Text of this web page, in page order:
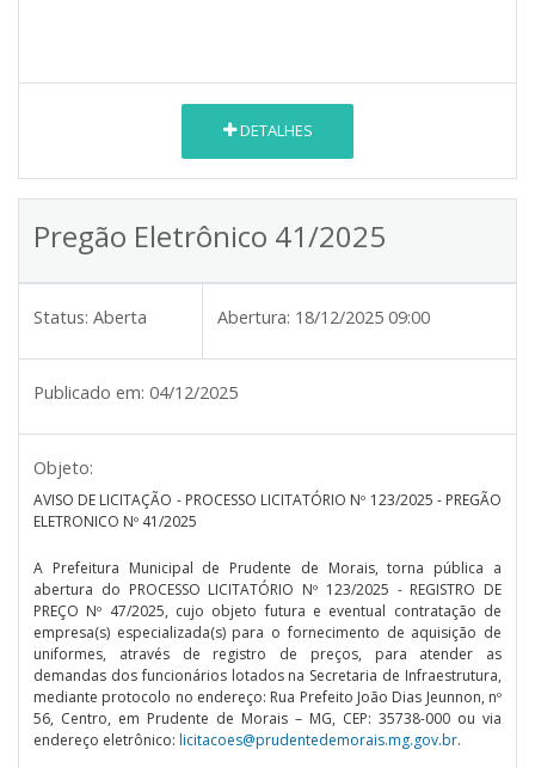
DETALHES
Pregão Eletrônico 41/2025
Status: Aberta Abertura: 18/12/2025 09:00
Publicado em: 04/12/2025
Objeto:
AVISO DE LICITAÇÃO - PROCESSO LICITATÓRIO Nº 123/2025 - PREGÃO
ELETRONICO Nº 41/2025
A Prefeitura Municipal de Prudente de Morais, torna pública a
abertura do PROCESSO LICITATÓRIO Nº 123/2025 - REGISTRO DE
PREÇO Nº 47/2025, cujo objeto futura e eventual contratação de
empresa(s) especializada(s) para o fornecimento de aquisição de
uniformes, através de registro de preços, para atender as
demandas dos funcionários lotados na Secretaria de Infraestrutura,
mediante protocolo no endereço: Rua Prefeito João Dias Jeunnon, nº
56, Centro, em Prudente de Morais – MG, CEP: 35738-000 ou via
endereço eletrônico: licitacoes@prudentedemorais.mg.gov.br.